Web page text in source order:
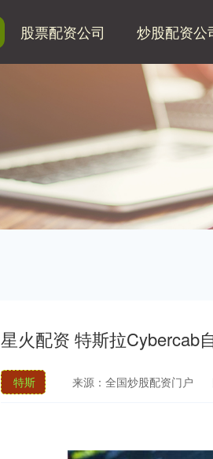
股票配资公司 炒股配资公
星火配资 特斯拉Cybercab
特斯 来源：全国炒股配资门户